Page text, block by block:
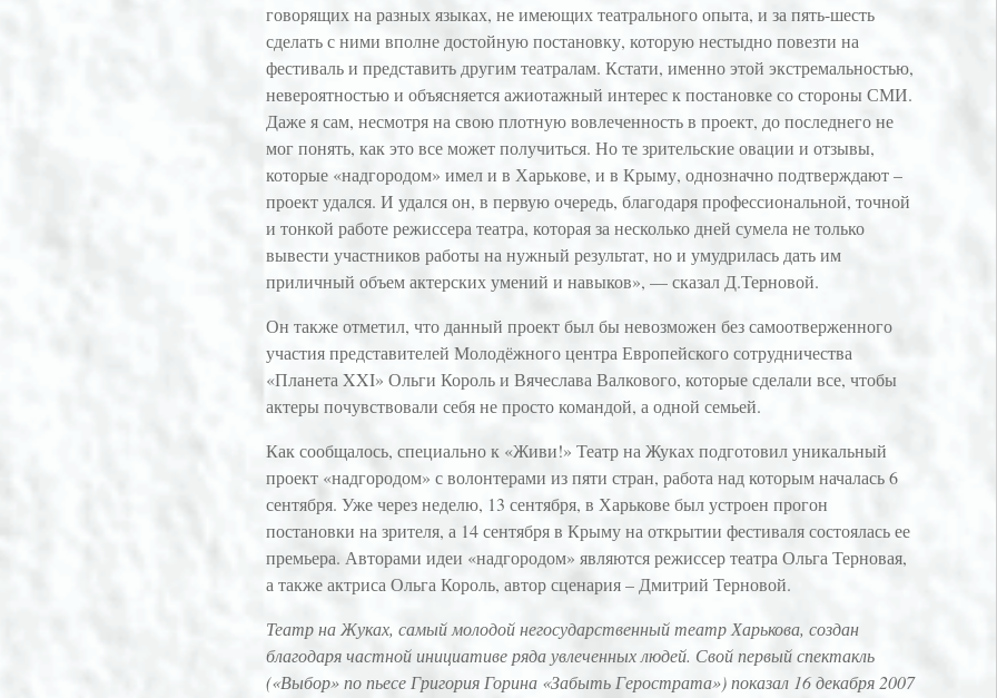
говорящих на разных языках, не имеющих театрального опыта, и за пять-шесть
сделать с ними вполне достойную постановку, которую нестыдно повезти на
фестиваль и представить другим театралам. Кстати, именно этой экстремальностью,
невероятностью и объясняется ажиотажный интерес к постановке со стороны СМИ.
Даже я сам, несмотря на свою плотную вовлеченность в проект, до последнего не
мог понять, как это все может получиться. Но те зрительские овации и отзывы,
которые «надгородом» имел и в Харькове, и в Крыму, однозначно подтверждают –
проект удался. И удался он, в первую очередь, благодаря профессиональной, точной
и тонкой работе режиссера театра, которая за несколько дней сумела не только
вывести участников работы на нужный результат, но и умудрилась дать им
приличный объем актерских умений и навыков», — сказал Д.Терновой.
Он также отметил, что данный проект был бы невозможен без самоотверженного
участия представителей Молодёжного центра Европейского сотрудничества
«Планета XXI» Ольги Король и Вячеслава Валкового, которые сделали все, чтобы
актеры почувствовали себя не просто командой, а одной семьей.
Как сообщалось, специально к «Живи!» Театр на Жуках подготовил уникальный
проект «надгородом» с волонтерами из пяти стран, работа над которым началась 6
сентября. Уже через неделю, 13 сентября, в Харькове был устроен прогон
постановки на зрителя, а 14 сентября в Крыму на открытии фестиваля состоялась ее
премьера. Авторами идеи «надгородом» являются режиссер театра Ольга Терновая,
а также актриса Ольга Король, автор сценария – Дмитрий Терновой.
Театр на Жуках, самый молодой негосударственный театр Харькова, создан
благодаря частной инициативе ряда увлеченных людей. Свой первый спектакль
(«Выбор» по пьесе Григория Горина «Забыть Герострата») показал 16 декабря 2007